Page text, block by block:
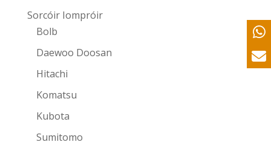
Sorcóir Iompróir
Bolb
Daewoo Doosan
Hitachi
Komatsu
Kubota
Sumitomo